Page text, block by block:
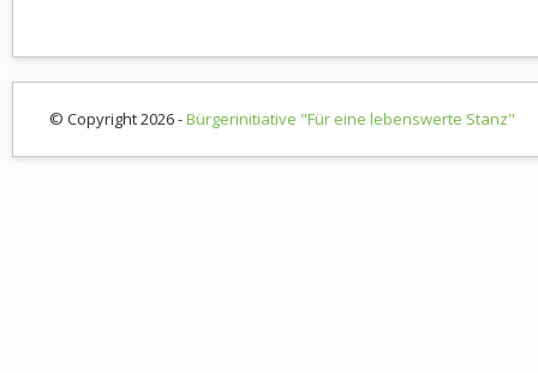
© Copyright 2026 -Bürgerinitiative "Für eine lebenswerte Stanz"